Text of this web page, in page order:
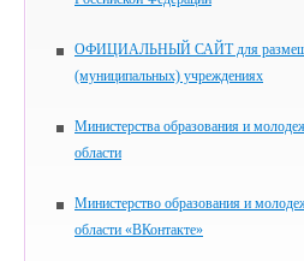
ОФИЦИАЛЬНЫЙ САЙТ для
(муниципальных) учреждениях
Министерства образования и
области
Министерство образования и
области «ВКонтакте»